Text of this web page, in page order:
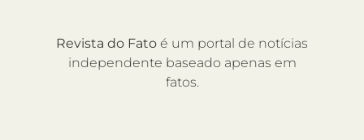
Revista do Fato é um portal de notícias
independente baseado apenas em
fatos.